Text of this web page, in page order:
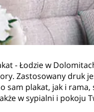
- Łodzie w
Zastosowany druk
sam plakat, jak i
w sypialni i pokoju